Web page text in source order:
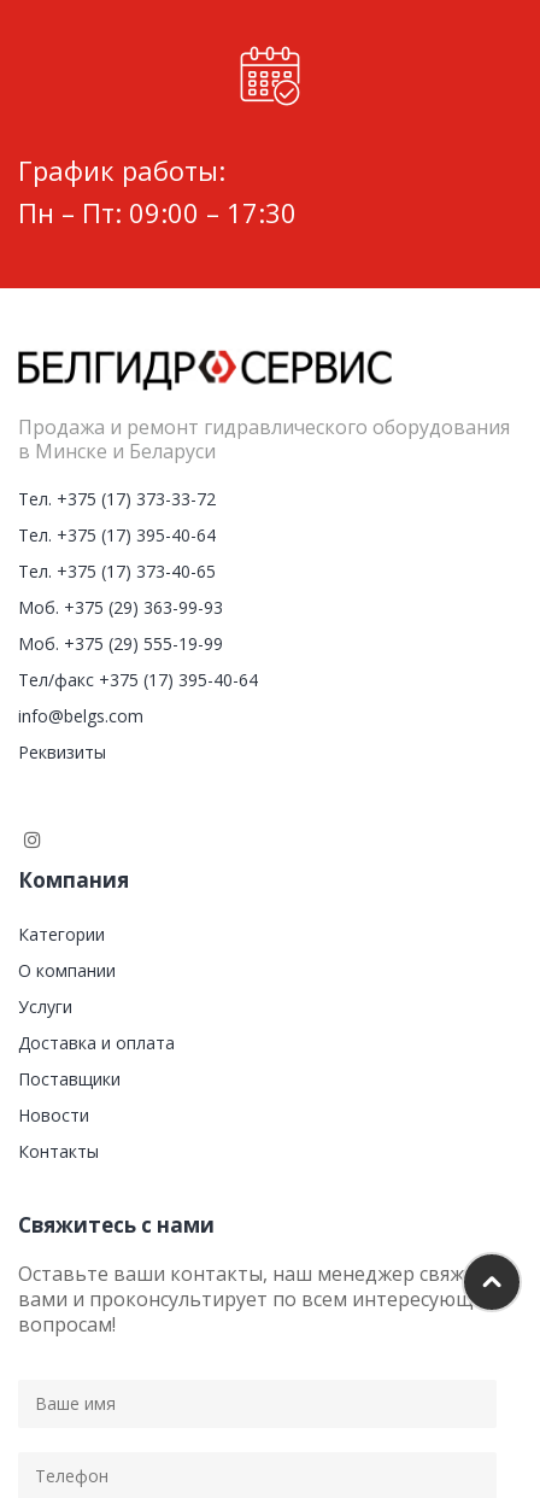
График работы:
Пн – Пт: 09:00 – 17:30
Продажа и ремонт гидравлического оборудования
в Минске и Беларуси
Тел. +375 (17) 373-33-72
Тел. +375 (17) 395-40-64
Тел. +375 (17) 373-40-65
Моб. +375 (29) 363-99-93
Моб. +375 (29) 555-19-99
Тел/факс +375 (17) 395-40-64
info@belgs.com
Реквизиты
Компания
Категории
О компании
Услуги
Доставка и оплата
Поставщики
Новости
Контакты
Свяжитесь с нами
Оставьте ваши контакты, наш менеджер свяжется с
вами и проконсультирует по всем интересующим
вопросам!